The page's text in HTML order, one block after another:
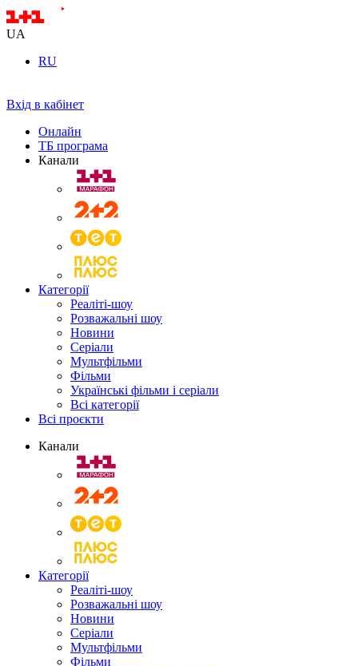
UA
RU
Вхід в кабінет
Онлайн
ТБ програма
Канали
Категорії
Реаліті-шоу
Розважальні шоу
Новини
Серіали
Мультфільми
Фільми
Українські фільми і серіали
Всі категорії
Всі проєкти
Канали
Категорії
Реаліті-шоу
Розважальні шоу
Новини
Серіали
Мультфільми
Фільми